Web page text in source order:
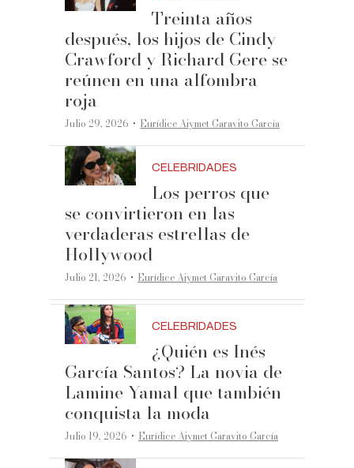
Treinta años
después, los hijos de Cindy
Crawford y Richard Gere se
reúnen en una alfombra
roja
Julio 29, 2026 ·Eurídice Aiymet Garavito García
CELEBRIDADES
Los perros que
se convirtieron en las
verdaderas estrellas de
Hollywood
Julio 21, 2026 ·Eurídice Aiymet Garavito García
CELEBRIDADES
¿Quién es Inés
García Santos? La novia de
Lamine Yamal que también
conquista la moda
Julio 19, 2026 ·Eurídice Aiymet Garavito García